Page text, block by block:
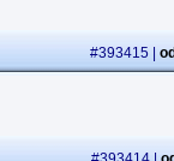
#393415 |